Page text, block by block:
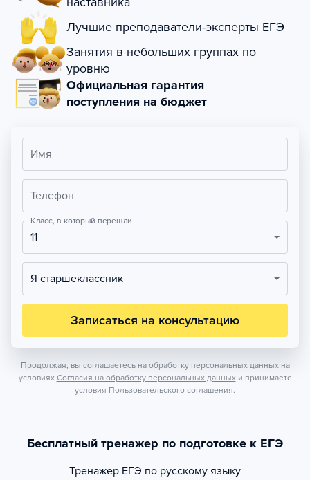
Лучшие преподаватели-эксперты ЕГЭ
Занятия в небольших группах по
уровню
Официальная гарантия
поступления на бюджет
Имя
Телефон
Класс, в который перешли
11
Я старшеклассник
Записаться на консультацию
Продолжая, вы соглашаетесь на обработку персональных данных на
условиях Согласия на обработку персональных данных и принимаете
условия Пользовательского соглашения.
Бесплатный тренажер по подготовке к ЕГЭ
Тренажер ЕГЭ по русскому языку